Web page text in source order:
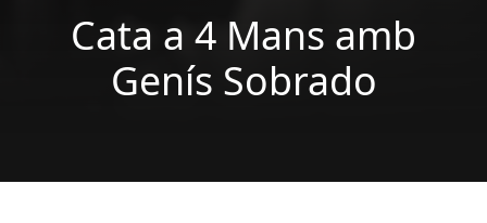
Cata a 4 Mans amb
Genís Sobrado